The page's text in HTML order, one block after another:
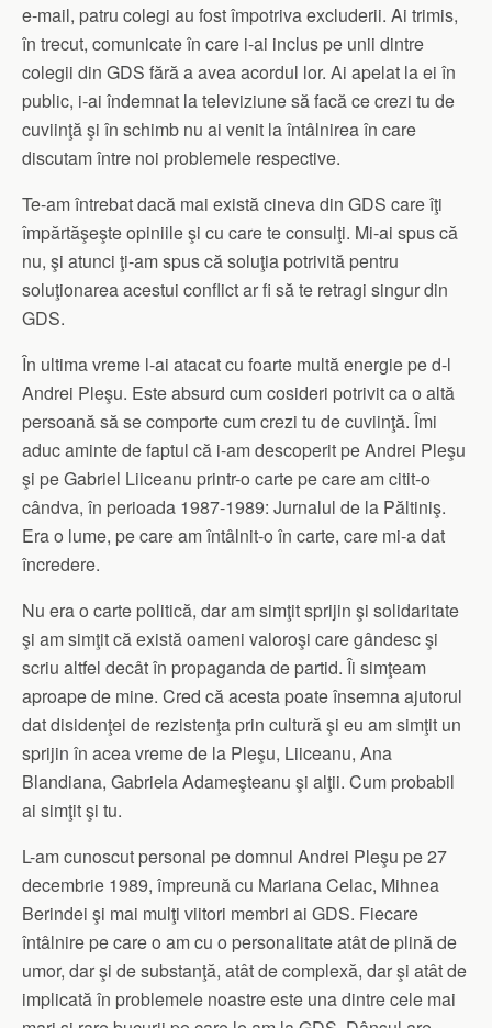
e-mail, patru colegi au fost împotriva excluderii. Ai trimis,
în trecut, comunicate în care i-ai inclus pe unii dintre
colegii din GDS fără a avea acordul lor. Ai apelat la ei în
public, i-ai îndemnat la televiziune să facă ce crezi tu de
cuviinţă şi în schimb nu ai venit la întâlnirea în care
discutam între noi problemele respective.
Te-am întrebat dacă mai există cineva din GDS care îţi
împărtăşeşte opiniile şi cu care te consulţi. Mi-ai spus că
nu, şi atunci ţi-am spus că soluţia potrivită pentru
soluţionarea acestui conflict ar fi să te retragi singur din
GDS.
În ultima vreme l-ai atacat cu foarte multă energie pe d-l
Andrei Pleşu. Este absurd cum cosideri potrivit ca o altă
persoană să se comporte cum crezi tu de cuviinţă. Îmi
aduc aminte de faptul că i-am descoperit pe Andrei Pleşu
şi pe Gabriel Liiceanu printr-o carte pe care am citit-o
cândva, în perioada 1987-1989: Jurnalul de la Păltiniş.
Era o lume, pe care am întâlnit-o în carte, care mi-a dat
încredere.
Nu era o carte politică, dar am simţit sprijin şi solidaritate
şi am simţit că există oameni valoroşi care gândesc şi
scriu altfel decât în propaganda de partid. Îi simţeam
aproape de mine. Cred că acesta poate însemna ajutorul
dat disidenţei de rezistenţa prin cultură şi eu am simţit un
sprijin în acea vreme de la Pleşu, Liiceanu, Ana
Blandiana, Gabriela Adameşteanu şi alţii. Cum probabil
ai simţit şi tu.
L-am cunoscut personal pe domnul Andrei Pleşu pe 27
decembrie 1989, împreună cu Mariana Celac, Mihnea
Berindei şi mai mulţi viitori membri ai GDS. Fiecare
întâlnire pe care o am cu o personalitate atât de plină de
umor, dar şi de substanţă, atât de complexă, dar şi atât de
implicată în problemele noastre este una dintre cele mai